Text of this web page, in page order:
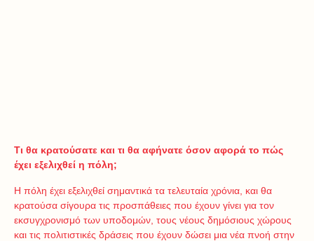
Τι θα κρατούσατε και τι θα αφήνατε όσον αφορά το πώς
έχει εξελιχθεί η πόλη;
Η πόλη έχει εξελιχθεί σημαντικά τα τελευταία χρόνια, και θα
κρατούσα σίγουρα τις προσπάθειες που έχουν γίνει για τον
εκσυγχρονισμό των υποδομών, τους νέους δημόσιους χώρους
και τις πολιτιστικές δράσεις που έχουν δώσει μια νέα πνοή στην